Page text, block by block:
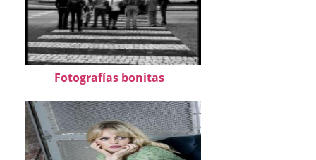
Fotografías bonitas